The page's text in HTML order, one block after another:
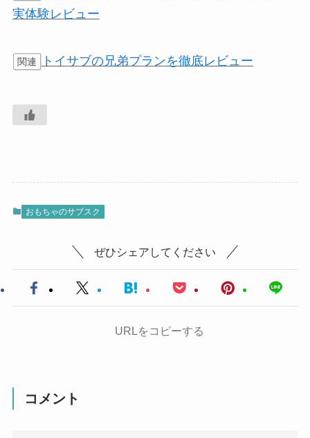
実体験レビュー
関連 トイサブの兄弟プランを徹底レビュー
おもちゃのサブスク
ぜひシェアしてください
URLをコピーする
コメント